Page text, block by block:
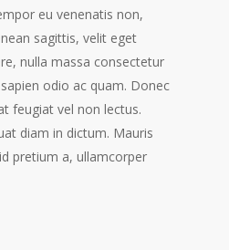
eu venenatis non,
sagittis, velit eget
nulla massa consectetur
odio ac quam. Donec
feugiat vel non lectus.
diam in dictum. Mauris
pretium a, ullamcorper